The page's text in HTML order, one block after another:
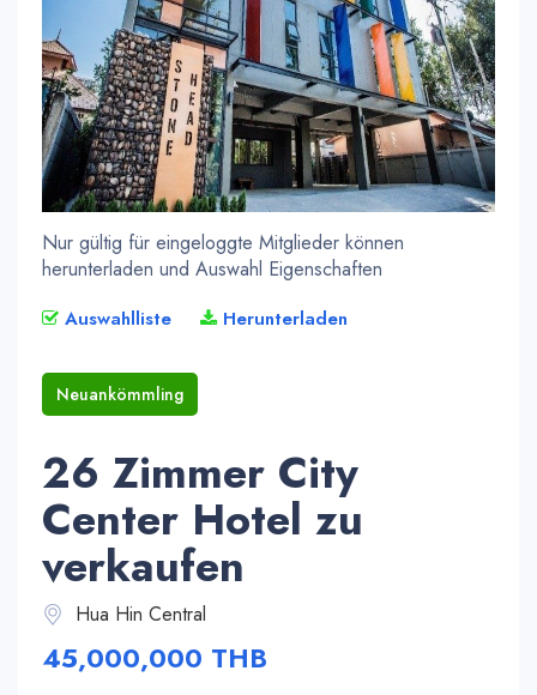
Nur gültig für eingeloggte Mitglieder können
herunterladen und Auswahl Eigenschaften
Auswahlliste Herunterladen
Neuankömmling
26 Zimmer City
Center Hotel zu
verkaufen
Hua Hin Central
45,000,000 THB